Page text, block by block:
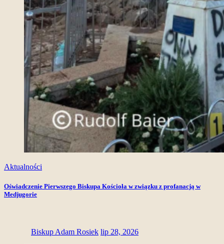
Aktualności
Oświadczenie Pierwszego Biskupa Kościoła w związku z profanacją w
Medjugorie
Biskup Adam Rosiek lip 28, 2026